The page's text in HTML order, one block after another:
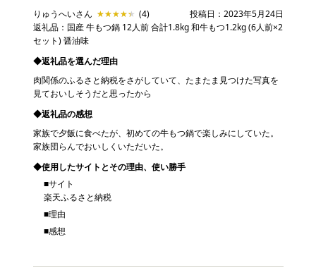
りゅうへいさん ★★★★★
★★★★★ (4)
投稿日：2023年5月24日
返礼品：国産 牛もつ鍋 12人前 合計1.8kg 和牛もつ1.2kg (6人前×2
セット) 醤油味
◆返礼品を選んだ理由
肉関係のふるさと納税をさがしていて、たまたま見つけた写真を
見ておいしそうだと思ったから
◆返礼品の感想
家族で夕飯に食べたが、初めての牛もつ鍋で楽しみにしていた。
家族団らんでおいしくいただいた。
◆使用したサイトとその理由、使い勝手
■サイト
楽天ふるさと納税
■理由
■感想